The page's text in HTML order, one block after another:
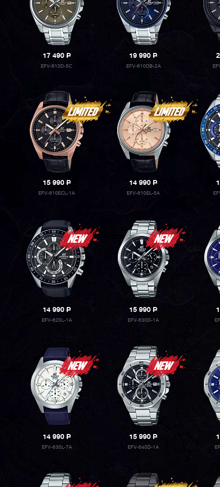
17 490P
EFV-610D-5C
19 990P
EFV-610DB-2A
15 990P
EFV-610ECL-1A
14 990P
EFV-610EL-5A
14 990P
EFV-620L-1A
15 990P
EFV-630D-1A
14 990P
EFV-630L-7A
15 990P
EFV-640D-1A